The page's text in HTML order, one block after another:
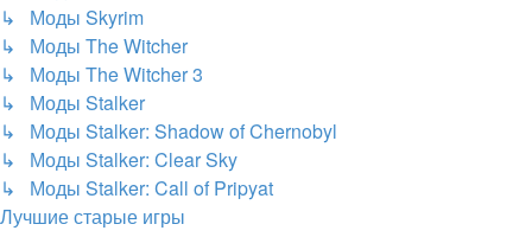
↳ Моды Skyrim
↳ Моды The Witcher
↳ Моды The Witcher 3
↳ Моды Stalker
↳ Моды Stalker: Shadow of Chernobyl
↳ Моды Stalker: Clear Sky
↳ Моды Stalker: Call of Pripyat
Лучшие старые игры